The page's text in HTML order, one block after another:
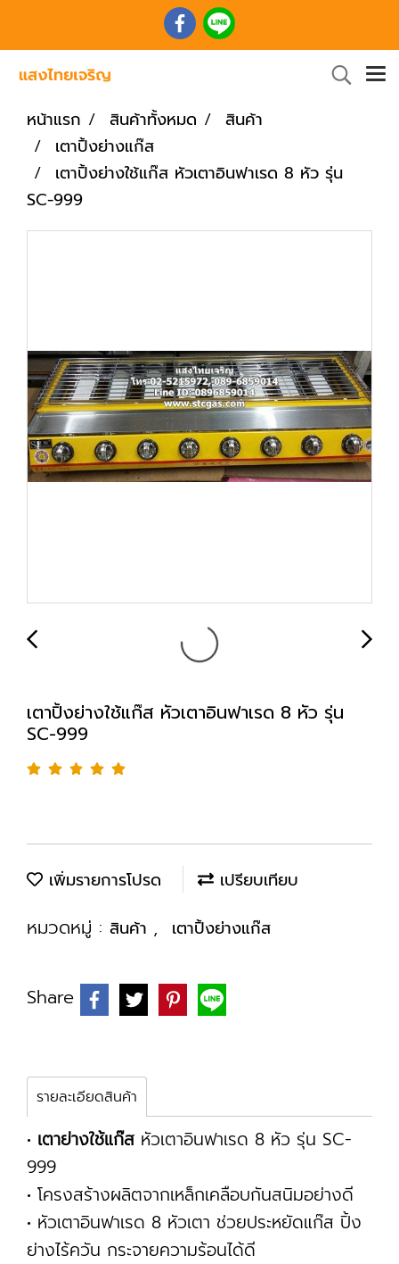
หน้าแรก สินค้าทั้งหมด
สินค้า
เตาปิ้งย่างแก๊ส
เตาปิ้งย่างใช้แก๊ส หัวเตาอินฟาเรด 8 หัว รุ่น
SC-999
เตาปิ้งย่างใช้แก๊ส หัวเตาอินฟาเรด 8 หัว รุ่น
SC-999
เพิ่มรายการโปรด เปรียบเทียบ
หมวดหมู่ : สินค้า , เตาปิ้งย่างแก๊ส
Share
รายละเอียดสินค้า
• เตาย่างใช้แก๊ส หัวเตาอินฟาเรด 8 หัว รุ่น SC-
999
• โครงสร้างผลิตจากเหล็กเคลือบกันสนิมอย่างดี
• หัวเตาอินฟาเรด 8 หัวเตา ช่วยประหยัดแก๊ส ปิ้ง
ย่างไร้ควัน กระจายความร้อนได้ดี